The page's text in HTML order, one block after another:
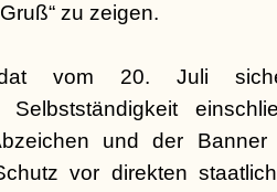
zu zeigen.
vom 20. Juli
Selbstständigkeit
und der
vor direkten